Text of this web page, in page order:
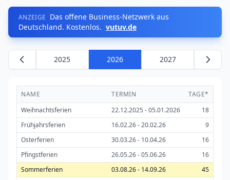
ANZEIGE Das offene Business-Netzwerk aus
Deutschland. Kostenlos. vutuv.de
2025 2026 2027
NAME TERMIN
TAGE*
Weihnachtsferien
22.12.2025 - 05.01.2026
18
Frühjahrsferien
16.02.26 - 20.02.26
9
Osterferien
30.03.26 - 10.04.26
16
Pfingstferien
26.05.26 - 05.06.26
16
Sommerferien
03.08.26 - 14.09.26
45